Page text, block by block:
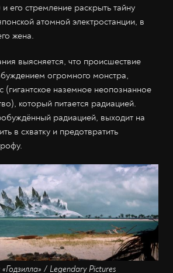
его стремление раскрыть тайну
атомной электростанции, в
жена.
выясняется, что происшествие
огромного монстра,
(гигантское наземное неопознанное
который питается радиацией.
радиацией, выходит на
в схватку и предотвратить
/ Legendary Pictures